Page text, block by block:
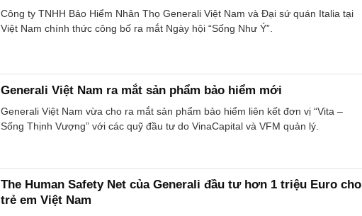
Công ty TNHH Bảo Hiểm Nhân Thọ Generali Việt Nam và Đại sứ quán Italia tại
Việt Nam chính thức công bố ra mắt Ngày hội “Sống Như Ý”.
Generali Việt Nam ra mắt sản phẩm bảo hiểm mới
Generali Việt Nam vừa cho ra mắt sản phẩm bảo hiểm liên kết đơn vị “Vita –
Sống Thịnh Vượng” với các quỹ đầu tư do VinaCapital và VFM quản lý.
The Human Safety Net của Generali đầu tư hơn 1 triệu Euro cho
trẻ em Việt Nam